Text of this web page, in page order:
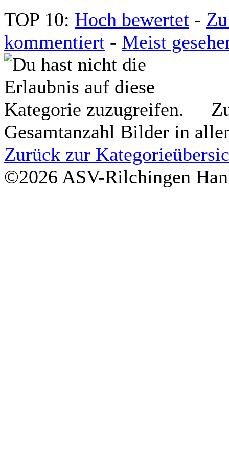
TOP 10: Hoch bewertet -
kommentiert - Meist
Gesamtanzahl Bilder in
Zurück zur
©2026 ASV-Rilchingen